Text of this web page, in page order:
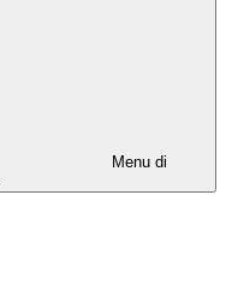
Menu di